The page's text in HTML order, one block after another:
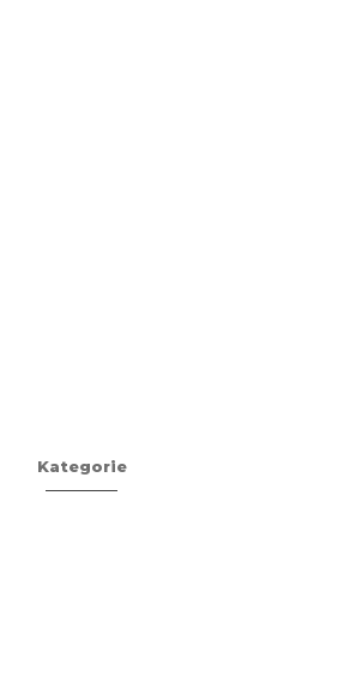
Kategorie